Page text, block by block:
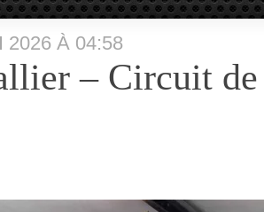
2026 À 04:58
– Circuit